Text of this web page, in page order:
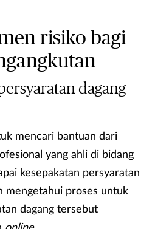
risiko bagi
dagang
mencari bantuan dari
yang ahli di bidang
kesepakatan persyaratan
mengetahui proses untuk
dagang tersebut